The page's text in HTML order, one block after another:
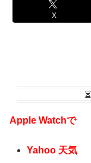
X
Apple Watchで
Yahoo 天気